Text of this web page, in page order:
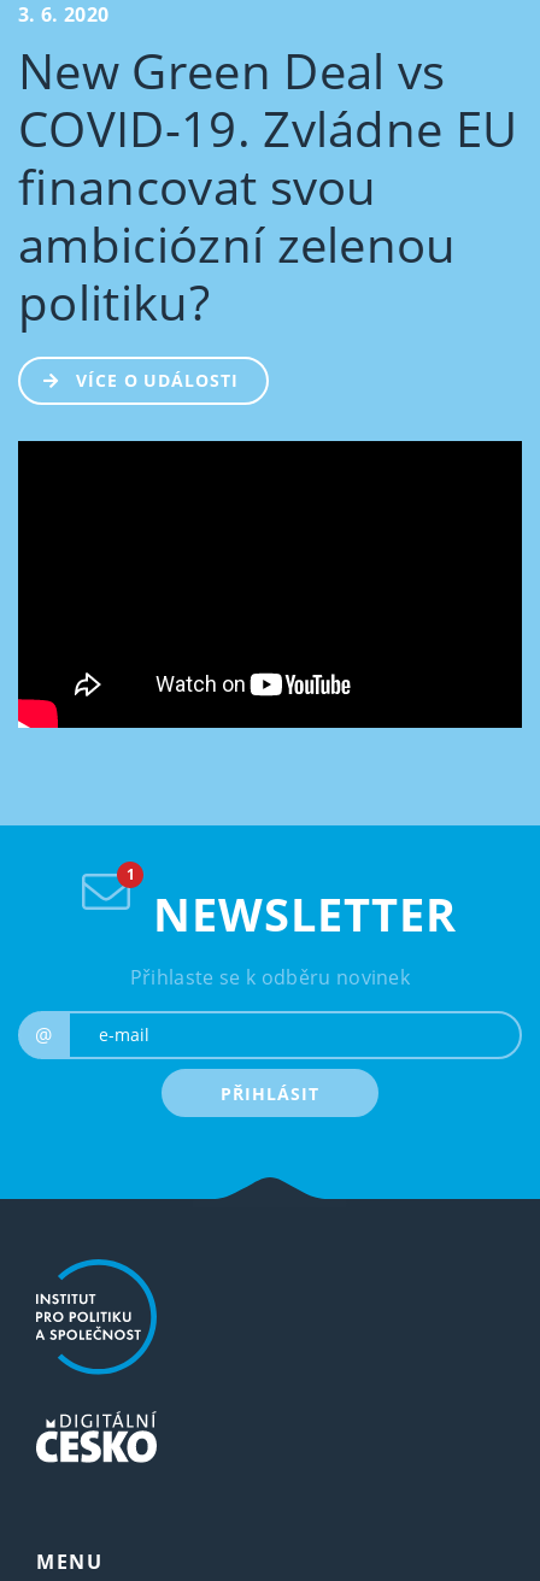
3. 6. 2020
New Green Deal vs
COVID-19. Zvládne EU
financovat svou
ambiciózní zelenou
politiku?
VÍCE O UDÁLOSTI
NEWSLETTER
Přihlaste se k odběru novinek
@
PŘIHLÁSIT
MENU